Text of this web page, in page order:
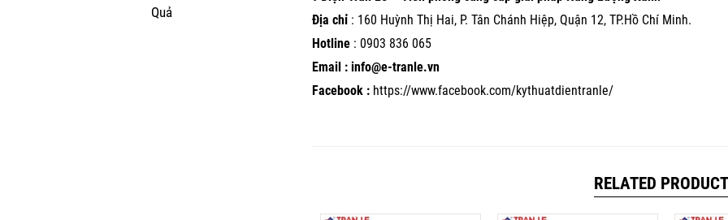
Quả
Địa chỉ : 160 Huỳnh Thị Hai, P. Tân Chánh Hiệp, Quận 12, TP.Hồ Chí Minh.
Hotline : 0903 836 065
Email : info@e-tranle.vn
Facebook : https://www.facebook.com/kythuatdientranle/
RELATED